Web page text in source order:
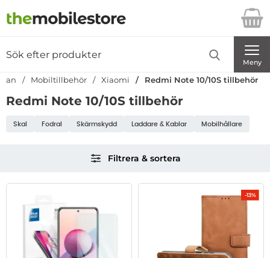
Startsidan för Danira Telecom AB
Meny
Mobiltillbehör Xiaomi Redmi Note 10/10S tillbehör
Redmi Note 10/10S tillbehör
Underkategorier
Skal Fodral Skärmskydd Laddare & Kablar Mobilhållare
Filtrera & sortera
Filtrera & sortera
-13%